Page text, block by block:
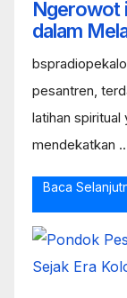
Ngerowot
dalam
pesantren,
latihan spiritual
mendekatkan
Baca